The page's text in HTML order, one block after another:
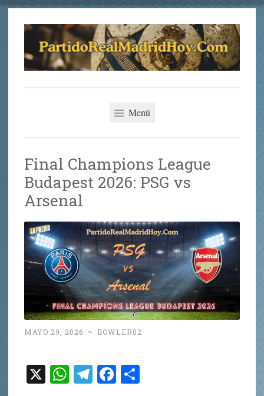
Saltar
contenido
Menú
Final Champions League
Budapest 2026: PSG vs
Arsenal
MAYO 29, 2026 ~ BOWLER02
X W T F